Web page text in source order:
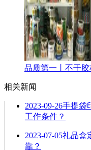
品质第一丨不干胶
相关新闻
2023-09-26手提袋
工作条件？
2023-07-05礼品盒
靠？